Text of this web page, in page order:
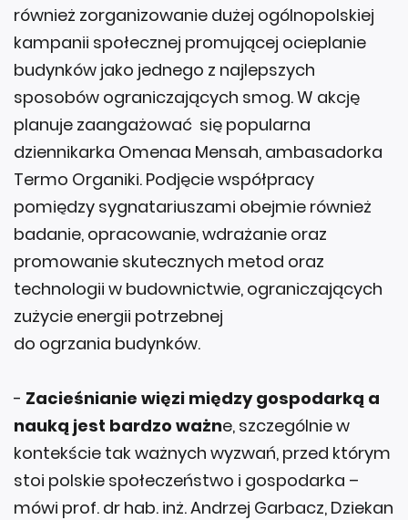
również zorganizowanie dużej ogólnopolskiej
kampanii społecznej promującej ocieplanie
budynków jako jednego z najlepszych
sposobów ograniczających smog. W akcję
planuje zaangażować się popularna
dziennikarka Omenaa Mensah, ambasadorka
Termo Organiki. Podjęcie współpracy
pomiędzy sygnatariuszami obejmie również
badanie, opracowanie, wdrażanie oraz
promowanie skutecznych metod oraz
technologii w budownictwie, ograniczających
zużycie energii potrzebnej
do ogrzania budynków.
- Zacieśnianie więzi między gospodarką a
nauką jest bardzo ważne, szczególnie w
kontekście tak ważnych wyzwań, przed którym
stoi polskie społeczeństwo i gospodarka –
mówi prof. dr hab. inż. Andrzej Garbacz, Dziekan